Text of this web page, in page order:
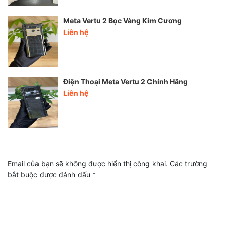
Meta Vertu 2 Bọc Vàng Kim Cương
Liên hệ
Điện Thoại Meta Vertu 2 Chính Hãng
Liên hệ
Email của bạn sẽ không được hiển thị công khai. Các trường
bắt buộc được đánh dấu *